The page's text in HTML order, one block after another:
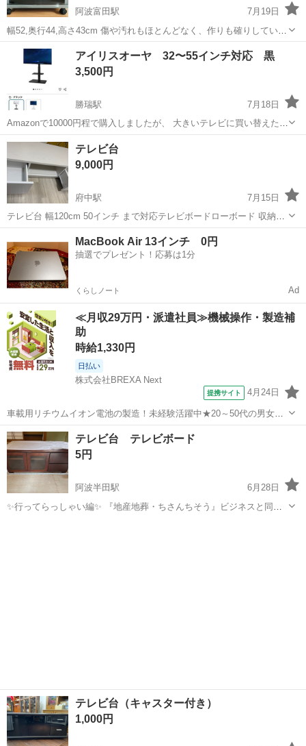
阿波富田駅
7月19日
幅52,奥行44,高さ43cm 傷や汚れもほとんどなく、作りも確りしていま
す。徳島 徳島市 阿波富田駅 汚れ
アイリスオーヤ 32〜55インチ対応 黒
3,500円
勝瑞駅
7月18日
Amazonで10000円程で購入しましたが、 大きいテレビに買い替えたの
で出品します。 対応テレビサイズ: 32～55インチ程度 高さ、傾き調節
可能 省スペースで設置でき、テレビの高さを調整できる壁寄せタイプ
です。 特に目...
徳島 板野郡 勝瑞駅
テレビ台
9,000円
府中駅
7月15日
テレビ台 幅120cm 50インチ まで対応テレビボードローボード 収納付
き 背面収納 キャスター付き 前板鏡面タイプ ホワイト 多少の使用感は
ありますが ほぼほぼ綺麗です 取りに来られる人お願いします。
徳島市 府中駅 収納家具
MacBook Air 13インチ 0円
抽選でプレゼント！応募は1分
くらしノート Ad
≪月収29万円・派遣社員≫機械操作・製造補
助
時給1,330円
日払い
株式会社BREXA Next
提携サイト 4月24日
車載用リチウムイオン電池の製造！未経験活躍中★20～50代の男女活
躍中！寮費無料★備品付き1R寮完備！自宅からマイカー通勤OK！無料
駐車場完備◎正社員登用制度あり！《徳島県板野郡松茂町》 人気の工
場のお仕事 ◇車載用リチウ...
徳島 その他
テレビ台 テレビボード
5円
阿波半田駅
6月28日
✨行ってらっしゃい編✨ 『地産地葬・ちさんちそう』ビジネスと同様
テレビ台（キャスター付き）
1,000円